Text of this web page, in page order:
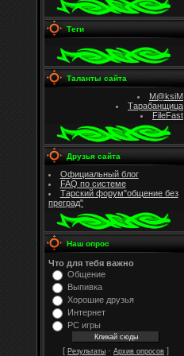
Теги
Таланты сайта
M@ksiM
Тарабанщица
FileFast
Друзья сайта
Официальный блог
FAQ по системе
Тарский форум"общение без
преград"
Наш опрос
Что для тебя важно
Общение
Выпивка
Хорошие друзья
Интернет
PC игры
[ Результаты · Архив опросов ]